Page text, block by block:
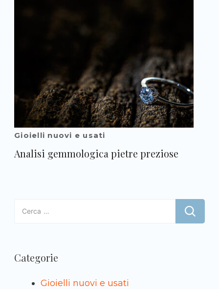
Gioielli nuovi e usati
Analisi gemmologica pietre preziose
Ricerca
per:
Categorie
Gioielli nuovi e usati